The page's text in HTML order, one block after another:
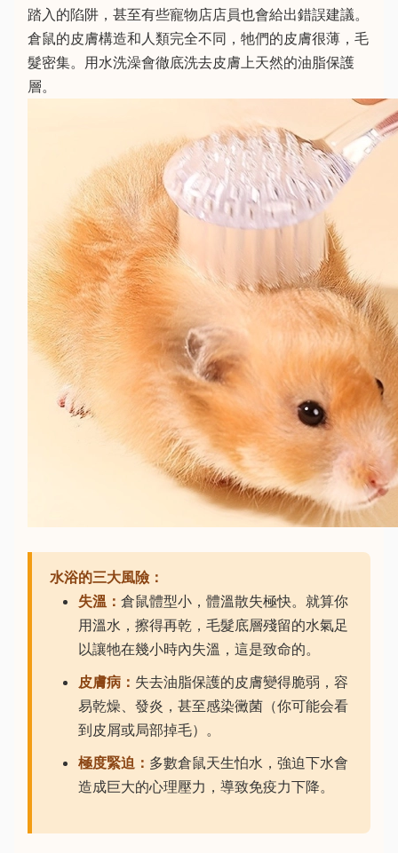
踏入的陷阱，甚至有些寵物店店員也會給出錯誤建議。
倉鼠的皮膚構造和人類完全不同，牠們的皮膚很薄，毛
髮密集。用水洗澡會徹底洗去皮膚上天然的油脂保護
層。
水浴的三大風險：
失溫： 倉鼠體型小，體溫散失極快。就算你
用溫水，擦得再乾，毛髮底層殘留的水氣足
以讓牠在幾小時內失溫，這是致命的。
皮膚病： 失去油脂保護的皮膚變得脆弱，容
易乾燥、發炎，甚至感染黴菌（你可能会看
到皮屑或局部掉毛）。
極度緊迫： 多數倉鼠天生怕水，強迫下水會
造成巨大的心理壓力，導致免疫力下降。